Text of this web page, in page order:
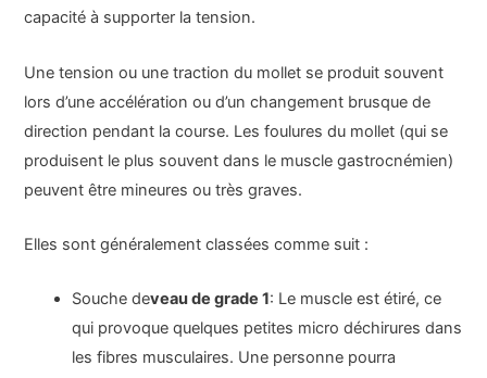
capacité à supporter la tension.
Une tension ou une traction du mollet se produit souvent
lors d’une accélération ou d’un changement brusque de
direction pendant la course. Les foulures du mollet (qui se
produisent le plus souvent dans le muscle gastrocnémien)
peuvent être mineures ou très graves.
Elles sont généralement classées comme suit :
Souche deveau de grade 1: Le muscle est étiré, ce
qui provoque quelques petites micro déchirures dans
les fibres musculaires. Une personne pourra